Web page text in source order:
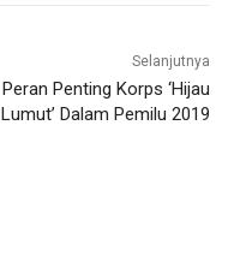
Selanjutnya
Peran Penting Korps ‘Hijau
Lumut’ Dalam Pemilu 2019